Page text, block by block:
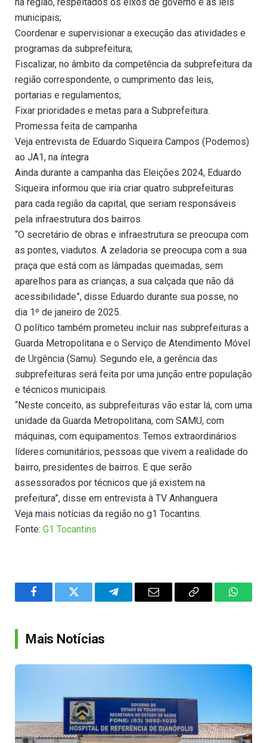
municipais;
Coordenar e supervisionar a execução das atividades e
programas da subprefeitura;
Fiscalizar, no âmbito da competência da subprefeitura da
região correspondente, o cumprimento das leis,
portarias e regulamentos;
Fixar prioridades e metas para a Subprefeitura.
Promessa feita de campanha
Veja entrevista de Eduardo Siqueira Campos (Podemos)
ao JA1, na íntegra
Ainda durante a campanha das Eleições 2024, Eduardo
Siqueira informou que iria criar quatro subprefeituras
para cada região da capital, que seriam responsáveis
pela infraestrutura dos bairros.
“O secretário de obras e infraestrutura se preocupa com
as pontes, viadutos. A zeladoria se preocupa com a sua
praça que está com as lâmpadas queimadas, sem
aparelhos para as crianças, a sua calçada que não dá
acessibilidade”, disse Eduardo durante sua posse, no
dia 1º de janeiro de 2025.
O político também prometeu incluir nas subprefeituras a
Guarda Metropolitana e o Serviço de Atendimento Móvel
de Urgência (Samu). Segundo ele, a gerência das
subprefeituras será feita por uma junção entre população
e técnicos municipais.
“Neste conceito, as subprefeituras vão estar lá, com uma
unidade da Guarda Metropolitana, com SAMU, com
máquinas, com equipamentos. Temos extraordinários
líderes comunitários, pessoas que vivem a realidade do
bairro, presidentes de bairros. E que serão
assessorados por técnicos que já existem na
prefeitura”, disse em entrevista à TV Anhanguera
Veja mais notícias da região no g1 Tocantins.
Fonte: G1 Tocantins
FacebookTwitter TelegramEmail
Copy
Mais Notícias